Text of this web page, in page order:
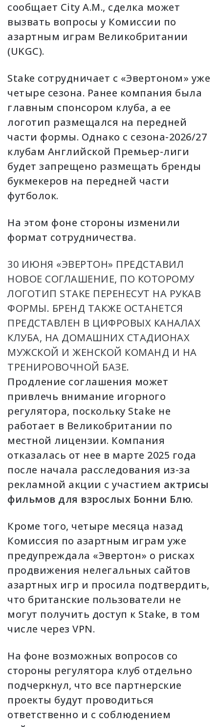
сообщает City A.M., сделка может
вызвать вопросы у Комиссии по
азартным играм Великобритании
(UKGC).
Stake сотрудничает с «Эвертоном» уже
четыре сезона. Ранее компания была
главным спонсором клуба, а ее
логотип размещался на передней
части формы. Однако с сезона-2026/27
клубам Английской Премьер-лиги
будет запрещено размещать бренды
букмекеров на передней части
футболок.
На этом фоне стороны изменили
формат сотрудничества.
30 ИЮНЯ «ЭВЕРТОН» ПРЕДСТАВИЛ
НОВОЕ СОГЛАШЕНИЕ, ПО КОТОРОМУ
ЛОГОТИП STAKE ПЕРЕНЕСУТ НА РУКАВ
ФОРМЫ. БРЕНД ТАКЖЕ ОСТАНЕТСЯ
ПРЕДСТАВЛЕН В ЦИФРОВЫХ КАНАЛАХ
КЛУБА, НА ДОМАШНИХ СТАДИОНАХ
МУЖСКОЙ И ЖЕНСКОЙ КОМАНД И НА
ТРЕНИРОВОЧНОЙ БАЗЕ.
Продление соглашения может
привлечь внимание игорного
регулятора, поскольку Stake не
работает в Великобритании по
местной лицензии. Компания
отказалась от нее в марте 2025 года
после начала расследования из-за
рекламной акции с участием актрисы
фильмов для взрослых Бонни Блю.
Кроме того, четыре месяца назад
Комиссия по азартным играм уже
предупреждала «Эвертон» о рисках
продвижения нелегальных сайтов
азартных игр и просила подтвердить,
что британские пользователи не
могут получить доступ к Stake, в том
числе через VPN.
На фоне возможных вопросов со
стороны регулятора клуб отдельно
подчеркнул, что все партнерские
проекты будут проводиться
ответственно и с соблюдением